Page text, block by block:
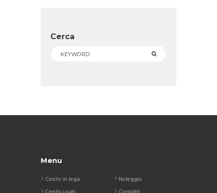
Cerca
Menu
Cerchi in lega
Noleggio